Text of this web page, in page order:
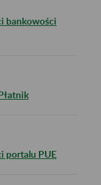
bankowości
portalu PUE